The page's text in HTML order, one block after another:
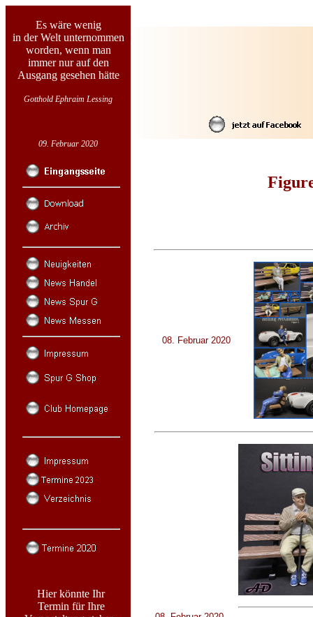
Es wäre wenig
in der Welt unternommen
worden, wenn man
immer nur auf den
Ausgang gesehen hätte
Gotthold Ephraim Lessing
09. Februar 2020
Hier könnte Ihr
Termin für Ihre
08. Februar 2020